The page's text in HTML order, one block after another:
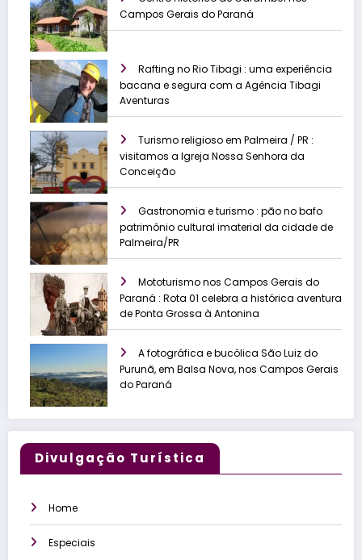
Campos Gerais do Paraná
Rafting no Rio Tibagi : uma experiência
bacana e segura com a Agência Tibagi
Aventuras
Turismo religioso em Palmeira / PR :
visitamos a Igreja Nossa Senhora da
Conceição
Gastronomia e turismo : pão no bafo
patrimônio cultural imaterial da cidade de
Palmeira/PR
Mototurismo nos Campos Gerais do
Paraná : Rota 01 celebra a histórica aventura
de Ponta Grossa à Antonina
A fotográfica e bucólica São Luiz do
Purunã, em Balsa Nova, nos Campos Gerais
do Paraná
Divulgação Turística
Home
Especiais